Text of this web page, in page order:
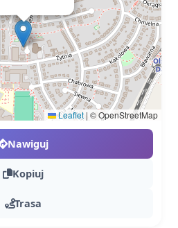
Leaflet | © OpenStreetMap
Nawiguj
Kopiuj
Trasa